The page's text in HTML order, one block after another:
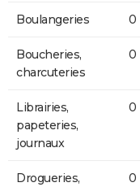
Boulangeries 0
Boucheries,
charcuteries
0
Librairies,
papeteries,
journaux
0
Drogueries, 0